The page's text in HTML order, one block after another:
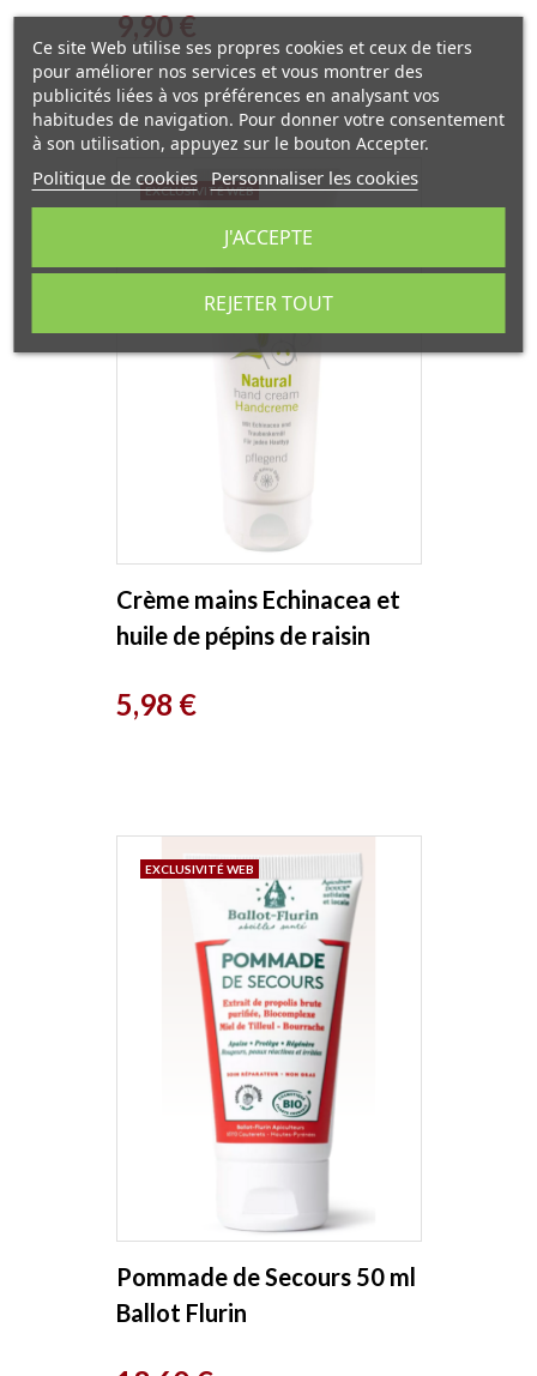
Prix
9,90 €
Crème mains Echinacea et
huile de pépins de raisin
Prix
5,98 €
EXCLUSIVITÉ WEB
Pommade de Secours 50 ml
Ballot Flurin
EXCLUSIVITÉ WEB
Ce site Web utilise ses propres cookies et ceux de tiers
pour améliorer nos services et vous montrer des
publicités liées à vos préférences en analysant vos
habitudes de navigation. Pour donner votre consentement
à son utilisation, appuyez sur le bouton Accepter.
Politique de cookies Personnaliser les cookies
REJETER TOUT
J'ACCEPTE